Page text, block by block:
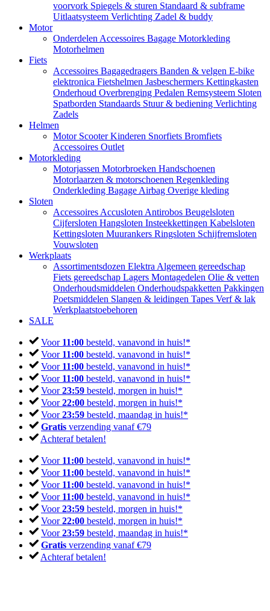
voorvork Spiegels & sturen Standaard & subframe
Uitlaatsysteem Verlichting Zadel & buddy
Motor
Onderdelen Accessoires Bagage Motorkleding
Motorhelmen
Fiets
Accessoires Bagagedragers Banden & velgen E-bike
elektronica Fietshelmen Jasbeschermers Kettingkasten
Onderhoud Overbrenging Pedalen Remsysteem Sloten
Spatborden Standaards Stuur & bediening Verlichting
Zadels
Helmen
Motor ScooterKinderen Snorfiets Bromfiets
Accessoires Outlet
Motorkleding
Motorjassen Motorbroeken Handschoenen
Motorlaarzen & motorschoenen Regenkleding
Onderkleding Bagage Airbag Overige kleding
Sloten
Accessoires Accusloten Antirobos Beugelsloten
Cijfersloten Hangsloten Insteekkettingen Kabelsloten
Kettingsloten Muurankers Ringsloten Schijfremsloten
Vouwsloten
Werkplaats
Assortimentsdozen Elektra Algemeen gereedschap
Fiets gereedschap Lagers Montagedelen Olie & vetten
Onderhoudsmiddelen Onderhoudspakketten Pakkingen
Poetsmiddelen Slangen & leidingen Tapes Verf & lak
Werkplaatstoebehoren
SALE
Voor 11:00 besteld, vanavond in huis!*
Voor 11:00 besteld, vanavond in huis!*
Voor 11:00 besteld, vanavond in huis!*
Voor 11:00 besteld, vanavond in huis!*
Voor23:59 besteld, morgen in huis!*
Voor22:00 besteld, morgen in huis!*
Voor23:59 besteld, maandag in huis!*
Gratis verzending vanaf €79
Achteraf betalen!
Voor 11:00 besteld, vanavond in huis!*
Voor 11:00 besteld, vanavond in huis!*
Voor 11:00 besteld, vanavond in huis!*
Voor 11:00 besteld, vanavond in huis!*
Voor23:59 besteld, morgen in huis!*
Voor22:00 besteld, morgen in huis!*
Voor23:59 besteld, maandag in huis!*
Gratis verzending vanaf €79
Achteraf betalen!